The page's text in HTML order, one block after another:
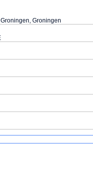
Groningen